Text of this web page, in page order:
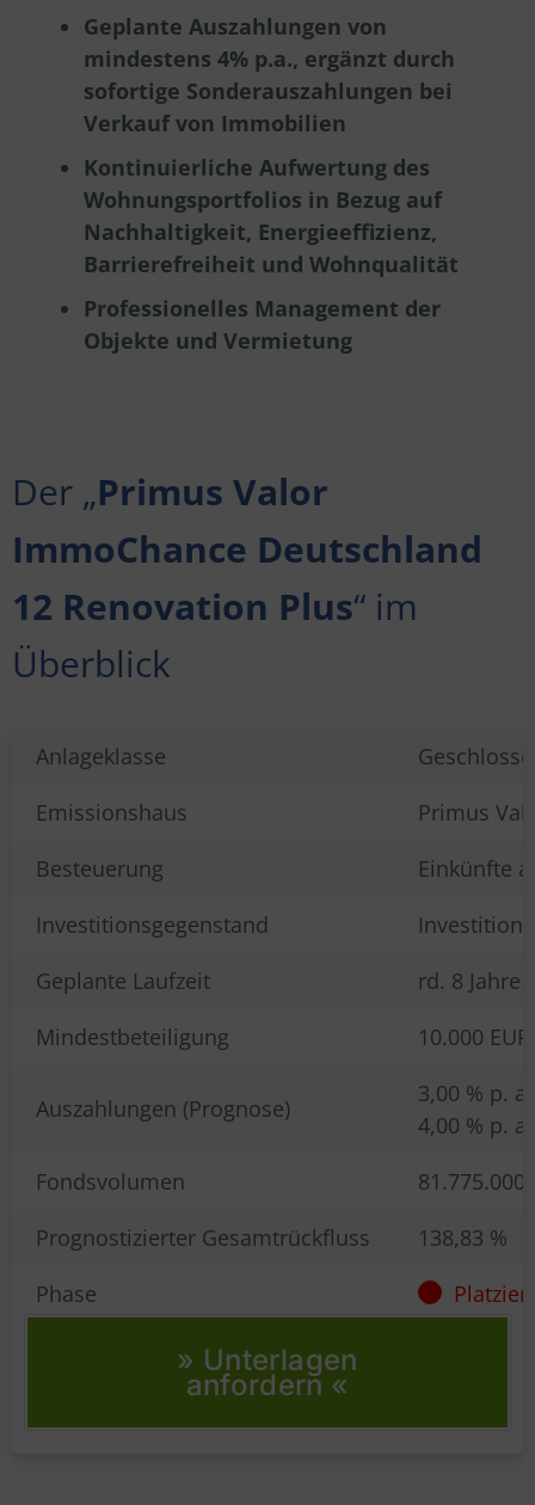
Geplante Auszahlungen von
mindestens 4% p.a., ergänzt durch
sofortige Sonderauszahlungen bei
Verkauf von Immobilien
Kontinuierliche Aufwertung des
Wohnungsportfolios in Bezug auf
Nachhaltigkeit, Energieeffizienz,
Barrierefreiheit und Wohnqualität
Professionelles Management der
Objekte und Vermietung
Der „Primus Valor
ImmoChance Deutschland
12 Renovation Plus“ im
Überblick
Anlageklasse
Emissionshaus
Primus
Besteuerung
Einkünfte
Investitionsgegenstand
Investition
Geplante Laufzeit
rd. 8 Jahre
Mindestbeteiligung
10.000
Auszahlungen (Prognose)
3,00 % p.
4,00 % p.
Fondsvolumen
81.775.000
Prognostizierter Gesamtrückfluss
138,83 %
Phase
Platziert
» Unterlagen
anfordern «